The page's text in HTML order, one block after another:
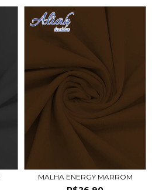
MALHA ENERGY MARROM